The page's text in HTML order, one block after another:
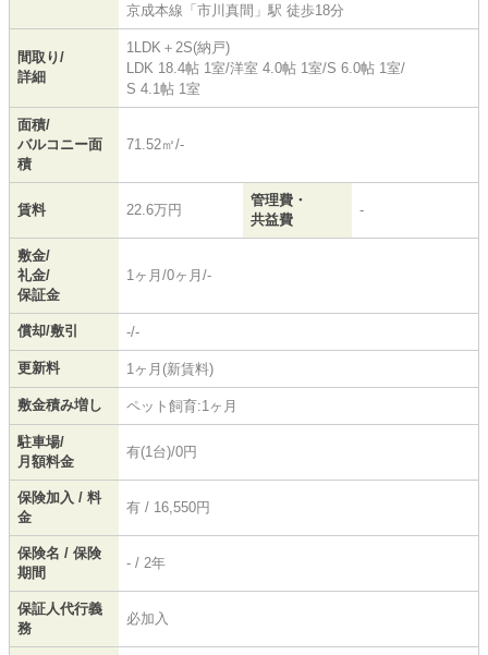
京成本線 「 市川真間 」駅 徒歩18分
間取り/
詳細
1LDK＋2S(納戸)
LDK 18.4帖 1室/洋室 4.0帖 1室/S 6.0帖 1室/
S 4.1帖 1室
面積/
バルコニー面
積
71.52㎡/-
賃料 22.6万円
管理費・
共益費
-
敷金/
礼金/
保証金
1ヶ月/0ヶ月/-
償却/敷引 -/-
更新料 1ヶ月(新賃料)
敷金積み増し ペット飼育:1ヶ月
駐車場/
月額料金
有(1台)/0円
保険加入 / 料
金
有 / 16,550円
保険名 / 保険
期間
- / 2年
保証人代行義
務
必加入